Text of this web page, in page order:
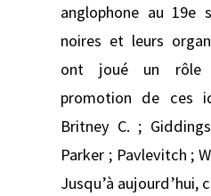
anglophone au 19e
noires et leurs
ont joué un rôle
promotion de ces
Britney C. ;
Parker ; Pavlevitch ;
Jusqu’à aujourd’hui,